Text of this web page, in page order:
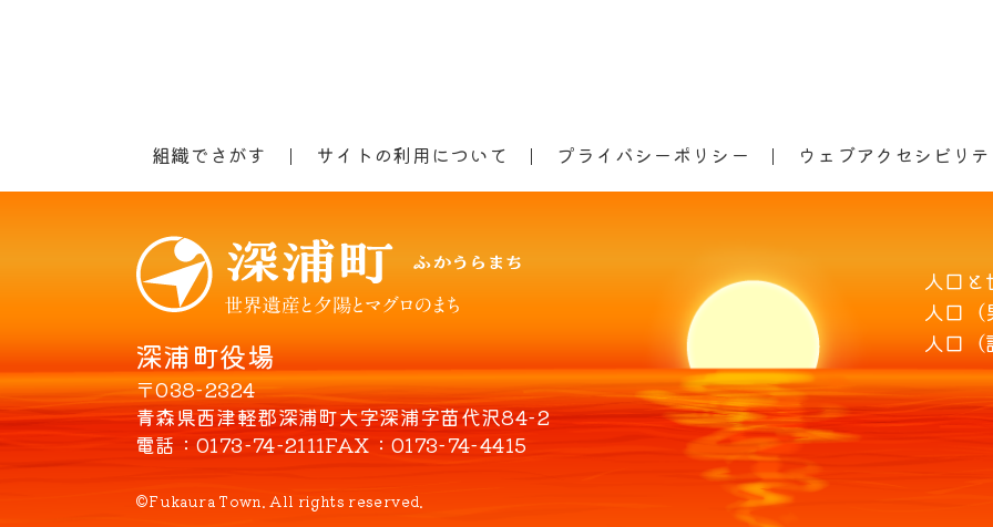
組織でさがす サイトの利用について プライバシーポリシー ウェブアクセシビリ
深浦町役場
〒038-2324
青森県西津軽郡深浦町大字深浦字苗代沢84-2
電話
0173-74-2111FAX 0173-74-4415
人口と
人口（
人口（
©Fukaura Town. All rights reserved.